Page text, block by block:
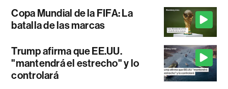
Copa Mundial de la FIFA: La
batalla de las marcas
Trump afirma que EE.UU.
"mantendrá el estrecho" y lo
controlará